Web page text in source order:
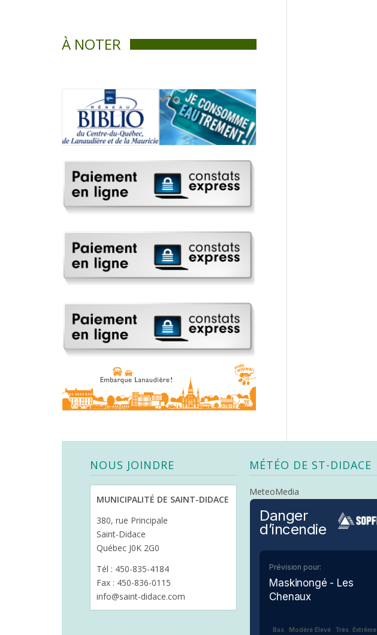
À NOTER
NOUS JOINDRE
MUNICIPALITÉ DE SAINT-DIDACE
380, rue Principale
Saint-Didace
Québec J0K 2G0
Tél : 450-835-4184
Fax : 450-836-0115
info@saint-didace.com
MÉTÉO DE ST-DIDACE
MeteoMedia
Danger
d’incendie
Prévision pour:
Maskinongé - Les
Chenaux
Bas Modéré Élevé Très Extrême